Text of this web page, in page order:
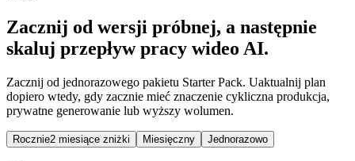
Zacznij od wersji próbnej, a następnie
skaluj przepływ pracy wideo AI.
Zacznij od jednorazowego pakietu Starter Pack. Uaktualnij plan
dopiero wtedy, gdy zacznie mieć znaczenie cykliczna produkcja,
prywatne generowanie lub wyższy wolumen.
Rocznie2 miesiące zniżki Miesięczny Jednorazowo